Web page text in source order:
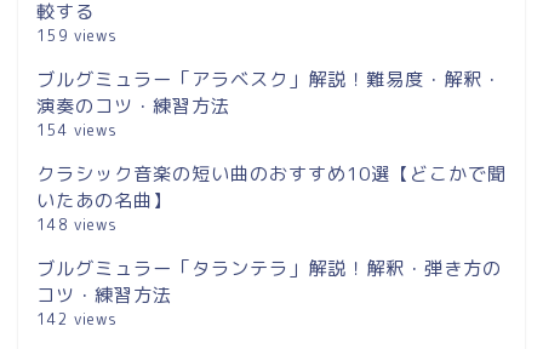
較する
159 views
ブルグミュラー「アラベスク」解説！難易度・解釈・
演奏のコツ・練習方法
154 views
クラシック音楽の短い曲のおすすめ10選【どこかで聞
いたあの名曲】
148 views
ブルグミュラー「タランテラ」解説！解釈・弾き方の
コツ・練習方法
142 views